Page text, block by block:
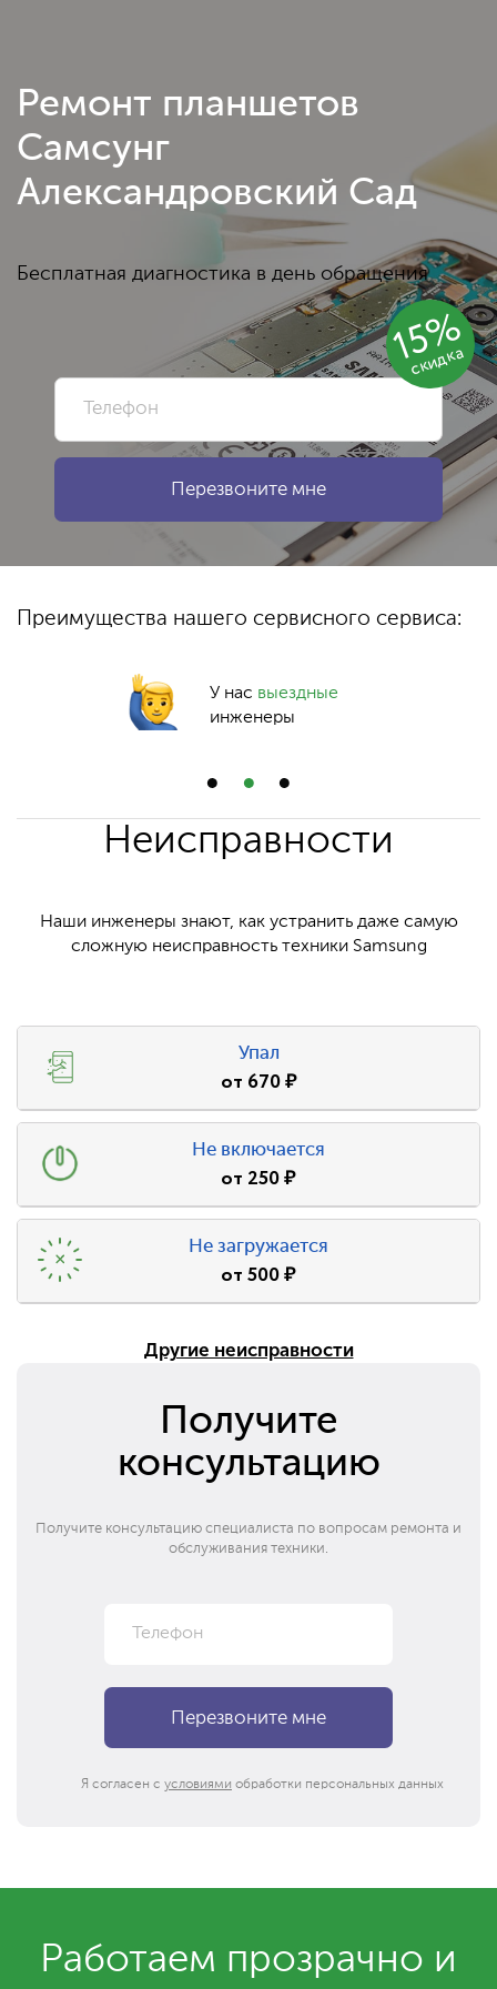
15%
скидка
Ремонт планшетов
Самсунг
Александровский Сад
Бесплатная диагностика в день обращения
Преимущества нашего сервисного сервиса:
У нас выездные
инженеры
Неисправности
Наши инженеры знают, как устранить даже самую
сложную неисправность техники Samsung
Упал
от 670₽
Не включается
от 250₽
Не загружается
от500₽
Другие неисправности
Получите
консультацию
Получите консультацию специалиста по вопросам ремонта и
обслуживания техники.
Я согласен с условиями обработки персональных данных
Работаем прозрачно и